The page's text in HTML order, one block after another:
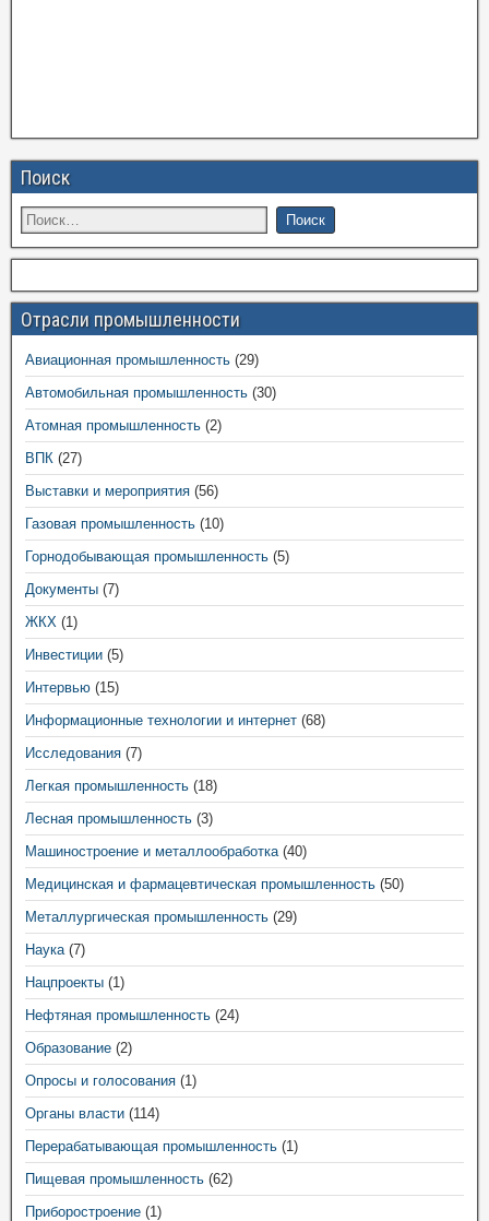
Поиск
Отрасли промышленности
Авиационная промышленность (29)
Автомобильная промышленность (30)
Атомная промышленность (2)
ВПК (27)
Выставки и мероприятия (56)
Газовая промышленность (10)
Горнодобывающая промышленность (5)
Документы (7)
ЖКХ (1)
Инвестиции (5)
Интервью (15)
Информационные технологии и интернет (68)
Исследования (7)
Легкая промышленность (18)
Лесная промышленность (3)
Машиностроение и металлообработка(40)
Медицинская и фармацевтическая промышленность (50)
Металлургическая промышленность (29)
Наука(7)
Нацпроекты (1)
Нефтяная промышленность (24)
Образование (2)
Опросы и голосования (1)
Органы власти (114)
Перерабатывающая промышленность (1)
Пищевая промышленность (62)
Приборостроение (1)